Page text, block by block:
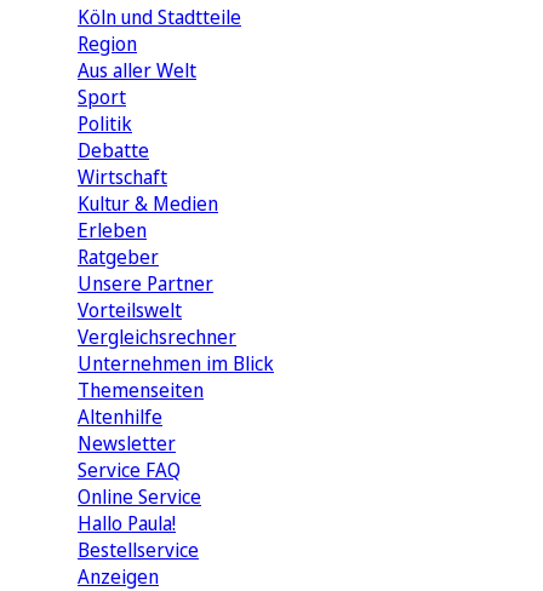
Köln und Stadtteile
Region
Aus aller Welt
Sport
Politik
Debatte
Wirtschaft
Kultur & Medien
Erleben
Ratgeber
Unsere Partner
Vorteilswelt
Vergleichsrechner
Unternehmen im Blick
Themenseiten
Altenhilfe
Newsletter
Service FAQ
Online Service
Hallo Paula!
Bestellservice
Anzeigen